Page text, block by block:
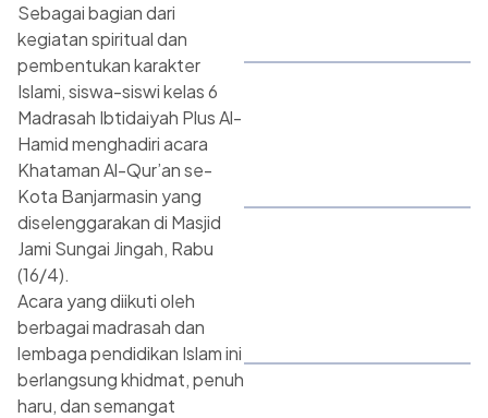
Sebagai bagian dari
kegiatan spiritual dan
pembentukan karakter
Islami, siswa-siswi kelas 6
Madrasah Ibtidaiyah Plus Al-
Hamid menghadiri acara
Khataman Al-Qur’an se-
Kota Banjarmasin yang
diselenggarakan di Masjid
Jami Sungai Jingah, Rabu
(16/4).
Acara yang diikuti oleh
berbagai madrasah dan
lembaga pendidikan Islam ini
berlangsung khidmat, penuh
haru, dan semangat